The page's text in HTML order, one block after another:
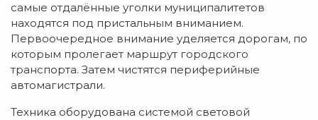
самые отдалённые уголки муниципалитетов
находятся под пристальным вниманием.
Первоочередное внимание уделяется дорогам, по
которым пролегает маршрут городского
транспорта. Затем чистятся периферийные
автомагистрали.
Техника оборудована системой световой